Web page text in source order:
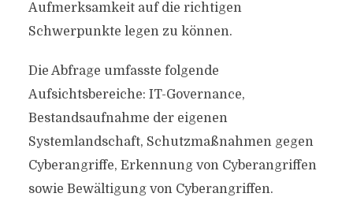
Aufmerksamkeit auf die richtigen
Schwerpunkte legen zu können.
Die Abfrage umfasste folgende
Aufsichtsbereiche: IT-Governance,
Bestandsaufnahme der eigenen
Systemlandschaft, Schutzmaßnahmen gegen
Cyberangriffe, Erkennung von Cyberangriffen
sowie Bewältigung von Cyberangriffen.